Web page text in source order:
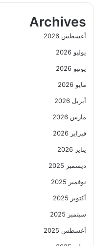
Archives
أغسطس 2026
يوليو 2026
يونيو 2026
مايو 2026
أبريل 2026
مارس 2026
فبراير 2026
يناير 2026
ديسمبر 2025
نوفمبر 2025
أكتوبر 2025
سبتمبر 2025
أغسطس 2025